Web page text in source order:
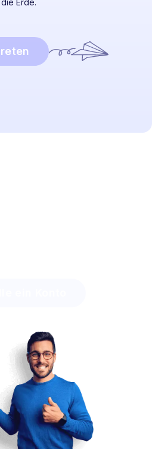
die Erde.
und erleben Sie